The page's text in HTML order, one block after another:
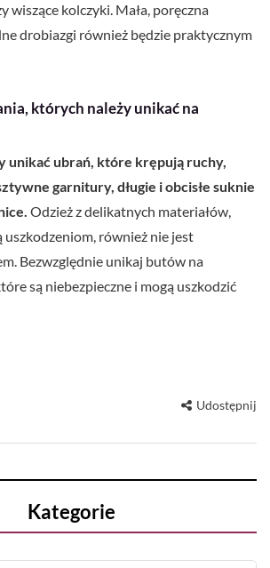
wiszące kolczyki. Mała, poręczna
drobiazgi również będzie praktycznym
których należy unikać na
unikać ubrań, które krępują ruchy,
garnitury, długie i obcisłe suknie
Odzież z delikatnych materiałów,
uszkodzeniom, również nie jest
Bezwzględnie unikaj butów na
są niebezpieczne i mogą uszkodzić
Udostępnij
Kategorie